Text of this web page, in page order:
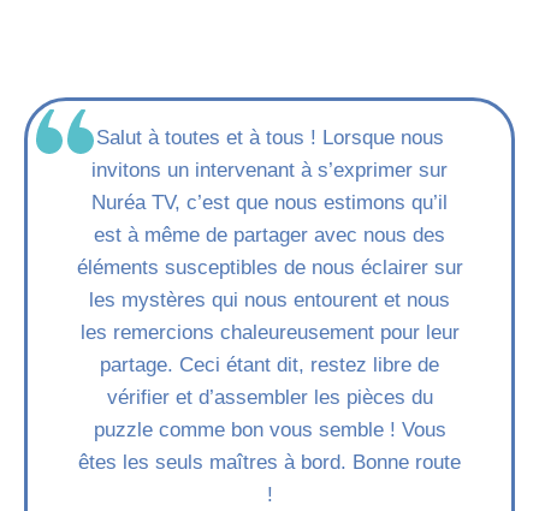
Salut à toutes et à tous ! Lorsque nous
invitons un intervenant à s’exprimer sur
Nuréa TV, c’est que nous estimons qu’il
est à même de partager avec nous des
éléments susceptibles de nous éclairer sur
les mystères qui nous entourent et nous
les remercions chaleureusement pour leur
partage. Ceci étant dit, restez libre de
vérifier et d’assembler les pièces du
puzzle comme bon vous semble ! Vous
êtes les seuls maîtres à bord. Bonne route
!